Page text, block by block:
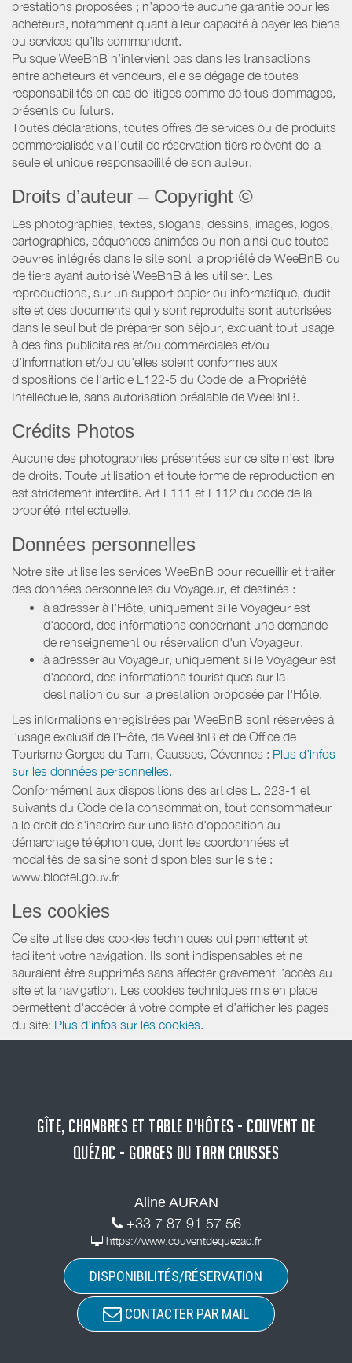
prestations proposées ; n’apporte aucune garantie pour les
acheteurs, notamment quant à leur capacité à payer les biens
ou services qu’ils commandent.
Puisque WeeBnB n’intervient pas dans les transactions
entre acheteurs et vendeurs, elle se dégage de toutes
responsabilités en cas de litiges comme de tous dommages,
présents ou futurs.
Toutes déclarations, toutes offres de services ou de produits
commercialisés via l’outil de réservation tiers relèvent de la
seule et unique responsabilité de son auteur.
Droits d’auteur – Copyright ©
Les photographies, textes, slogans, dessins, images, logos,
cartographies, séquences animées ou non ainsi que toutes
oeuvres intégrés dans le site sont la propriété de WeeBnB ou
de tiers ayant autorisé WeeBnB à les utiliser. Les
reproductions, sur un support papier ou informatique, dudit
site et des documents qui y sont reproduits sont autorisées
dans le seul but de préparer son séjour, excluant tout usage
à des fins publicitaires et/ou commerciales et/ou
d'information et/ou qu'elles soient conformes aux
dispositions de l'article L122-5 du Code de la Propriété
Intellectuelle, sans autorisation préalable de WeeBnB.
Crédits Photos
Aucune des photographies présentées sur ce site n’est libre
de droits. Toute utilisation et toute forme de reproduction en
est strictement interdite. Art L111 et L112 du code de la
propriété intellectuelle.
Données personnelles
Notre site utilise les services WeeBnB pour recueillir et traiter
des données personnelles du Voyageur, et destinés :
à adresser à l'Hôte, uniquement si le Voyageur est
d'accord, des informations concernant une demande
de renseignement ou réservation d'un Voyageur.
à adresser au Voyageur, uniquement si le Voyageur est
d'accord, des informations touristiques sur la
destination ou sur la prestation proposée par l'Hôte.
Les informations enregistrées par WeeBnB sont réservées à
l’usage exclusif de l’Hôte, de WeeBnB et de Office de
Tourisme Gorges du Tarn, Causses, Cévennes : Plus d'infos
sur les données personnelles.
Conformément aux dispositions des articles L. 223-1 et
suivants du Code de la consommation, tout consommateur
a le droit de s'inscrire sur une liste d'opposition au
démarchage téléphonique, dont les coordonnées et
modalités de saisine sont disponibles sur le site :
www.bloctel.gouv.fr
Les cookies
Ce site utilise des cookies techniques qui permettent et
facilitent votre navigation. Ils sont indispensables et ne
sauraient être supprimés sans affecter gravement l’accès au
site et la navigation. Les cookies techniques mis en place
permettent d'accéder à votre compte et d’afficher les pages
du site: Plus d'infos sur les cookies.
GÎTE, CHAMBRES ET TABLE D'HÔTES - COUVENT DE
QUÉZAC - GORGES DU TARN CAUSSES
Aline AURAN
+33 7 87 91 57 56
https://www.couventdequezac.fr
DISPONIBILITÉS/RÉSERVATION
CONTACTER PAR MAIL